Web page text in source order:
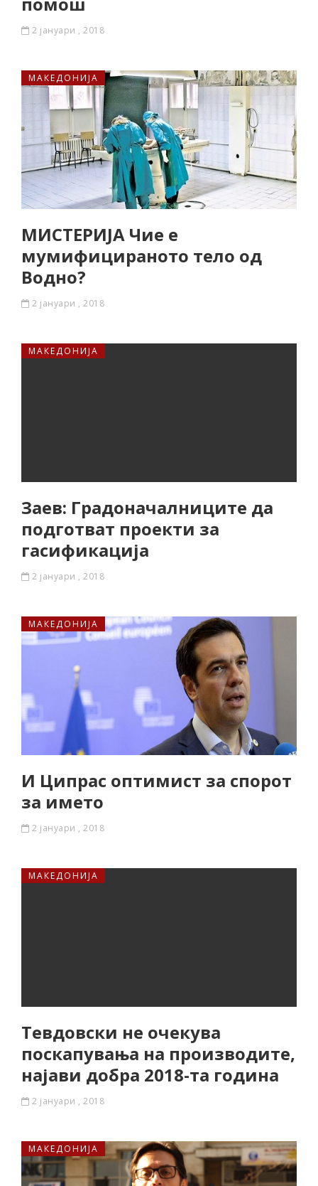
2 јануари , 2018
МАКЕДОНИЈА
МИСТЕРИЈА Чие е
мумифицираното тело од
Водно?
2 јануари , 2018
МАКЕДОНИЈА
Заев: Градоначалниците да
подготват проекти за
гасификација
2 јануари , 2018
МАКЕДОНИЈА
И Ципрас оптимист за спорот
за името
2 јануари , 2018
МАКЕДОНИЈА
Тевдовски не очекува
поскапувања на производите,
најави добра 2018-та година
2 јануари , 2018
МАКЕДОНИЈА